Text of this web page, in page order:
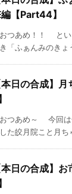
【Part44】
つあめ！！ とい
「ふぁんみのき
本日の合成】
つあめ～ 今回は
た皎月院こと月ち
本日の合成】